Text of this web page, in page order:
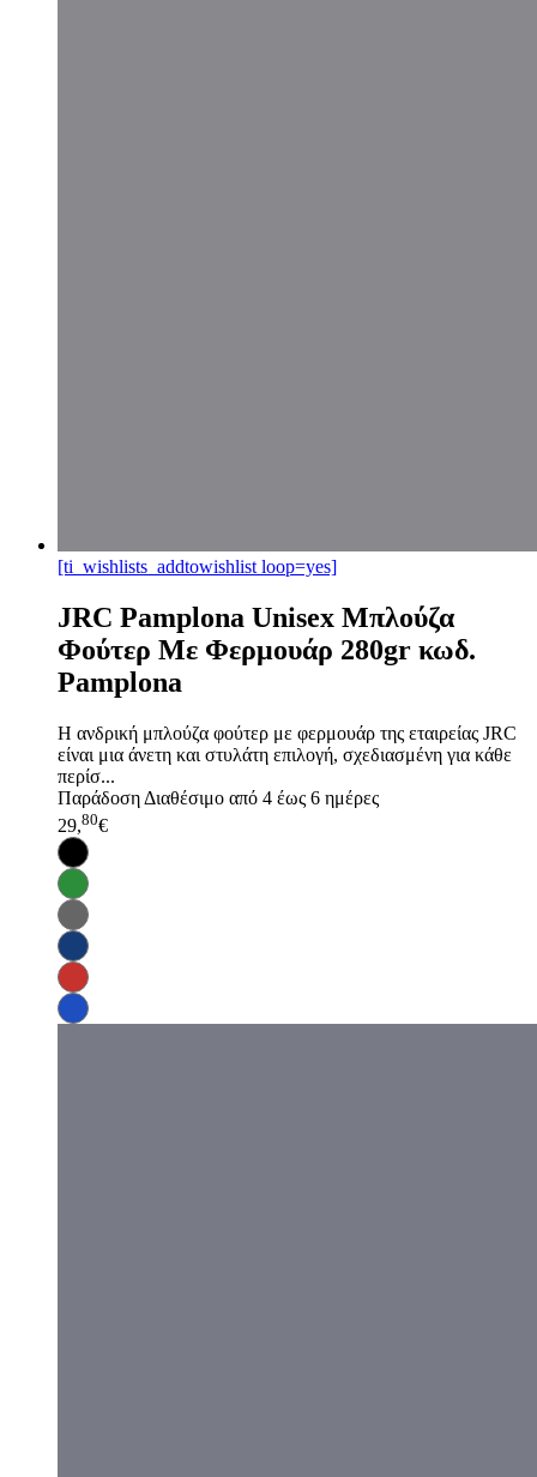
[ti_wishlists_addtowishlist loop=yes]
JRC Pamplona Unisex Μπλούζα
Φούτερ Με Φερμουάρ 280gr κωδ.
Pamplona
Η ανδρική μπλούζα φούτερ με φερμουάρ της εταιρείας JRC
είναι μια άνετη και στυλάτη επιλογή, σχεδιασμένη για κάθε
περίσ...
Παράδοση Διαθέσιμο από 4 έως 6 ημέρες
29,80€